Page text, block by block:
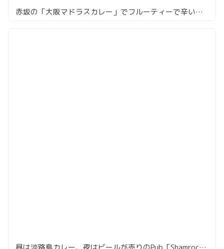
赤坂の「大阪マドラスカレー」でフルーティーで辛いカレーを楽しむ